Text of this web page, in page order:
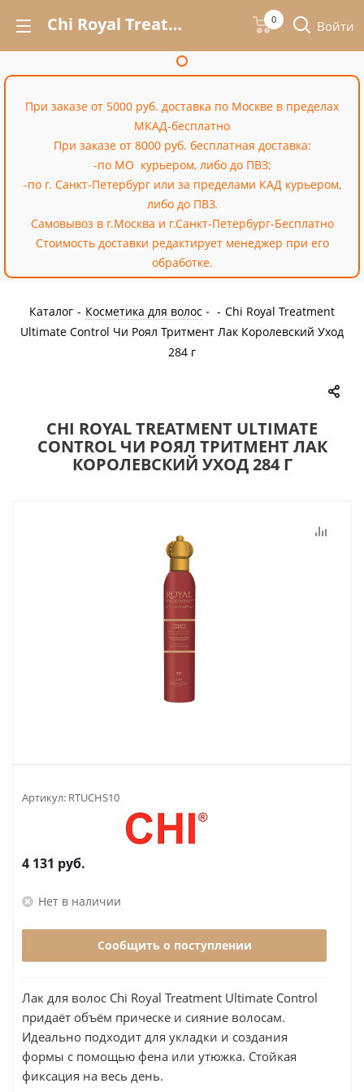
Chi Royal Treatment Ultimate Control Чи Роял Тритмент Лак Королевский Уход 284 г – купить недорого в Москве в интернет-магазине «Cossale» 0 Войти
При заказе от 5000 руб. доставка по Москве в пределах
МКАД-бесплатно
При заказе от 8000 руб. бесплатная доставка:
-по МО курьером, либо до ПВЗ;
-по г. Санкт-Петербург или за пределами КАД курьером,
либо до ПВЗ.
Самовывоз в г.Москва и г.Санкт-Петербург-Бесплатно
Стоимость доставки редактирует менеджер при его
обработке.
Каталог - Косметика для волос - Chi Royal Treatment
Ultimate Control Чи Роял Тритмент Лак Королевский Уход
284 г
CHI ROYAL TREATMENT ULTIMATE
CONTROL ЧИ РОЯЛ ТРИТМЕНТ ЛАК
КОРОЛЕВСКИЙ УХОД 284 Г
Артикул: RTUCHS10
4 131 руб.
Нет в наличии
Сообщить о поступлении
Лак для волос Chi Royal Treatment Ultimate Control
придаёт объём прическе и сияние волосам.
Идеально подходит для укладки и создания
формы с помощью фена или утюжка. Стойкая
фиксация на весь день.